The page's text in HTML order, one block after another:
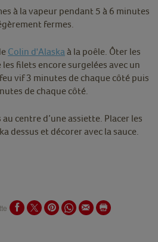
à la vapeur pendant 5 à 6 minutes
fermes.
Colin d'Alaska à la poêle. Ôter les
filets encore surgelées avec un
vif 3 minutes de chaque côté puis
de chaque côté.
centre d’une assiette. Placer les
dessus et décorer avec la sauce.